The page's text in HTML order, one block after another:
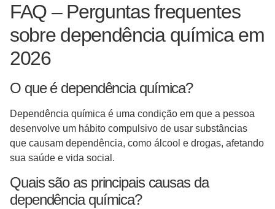
FAQ – Perguntas frequentes
sobre dependência química em
2026
O que é dependência química?
Dependência química é uma condição em que a pessoa
desenvolve um hábito compulsivo de usar substâncias
que causam dependência, como álcool e drogas, afetando
sua saúde e vida social.
Quais são as principais causas da
dependência química?